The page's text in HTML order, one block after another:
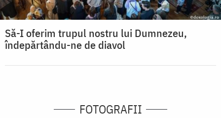
Să-I oferim trupul nostru lui Dumnezeu,
îndepărtându-ne de diavol
FOTOGRAFII